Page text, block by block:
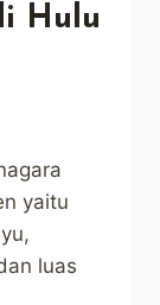
Hulu
yaitu
luas